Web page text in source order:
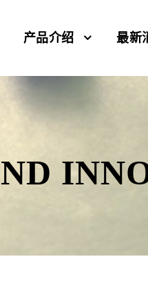
产品介绍 最新